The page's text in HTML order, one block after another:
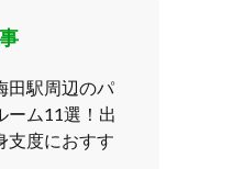
田駅周辺のパ
ーム11選！出
支度におすす